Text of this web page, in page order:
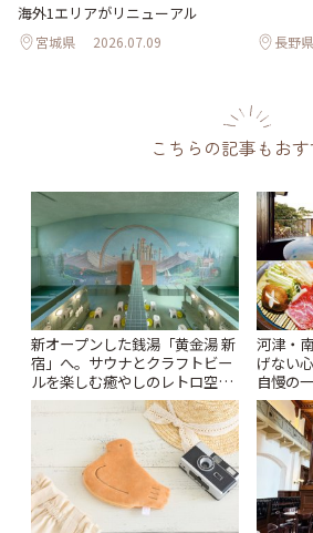
海外1エリアがリニューアル
宮城県 2026.07.09 長野県
こちらの記事もお
新オープンした銭湯「黄金湯 新
宿」へ。サウナとクラフトビー
ルを楽しむ癒やしのレトロ空間
| ことりっぷ
河津・
げない
自慢の